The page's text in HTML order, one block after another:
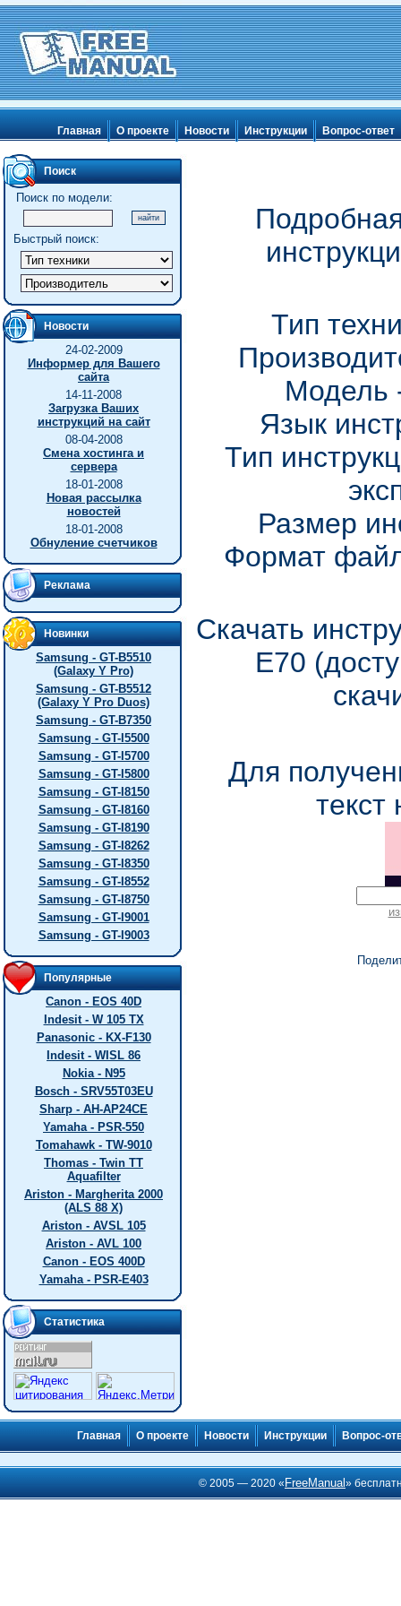
Главная О проекте Новости Инструкции Вопрос-ответ
Поиск
Поиск по модели:
Быстрый поиск:
Новости
24-02-2009
Информер для Вашего
сайта
14-11-2008
Загрузка Ваших
инструкций на сайт
08-04-2008
Смена хостинга и
сервера
18-01-2008
Новая рассылка
новостей
18-01-2008
Обнуление счетчиков
Реклама
Новинки
Samsung - GT-B5510
(Galaxy Y Pro)
Samsung - GT-B5512
(Galaxy Y Pro Duos)
Samsung - GT-B7350
Samsung - GT-I5500
Samsung - GT-I5700
Samsung - GT-I5800
Samsung - GT-I8150
Samsung - GT-I8160
Samsung - GT-I8190
Samsung - GT-I8262
Samsung - GT-I8350
Samsung - GT-I8552
Samsung - GT-I8750
Samsung - GT-I9001
Samsung - GT-I9003
Популярные
Canon - EOS 40D
Indesit - W 105 TX
Panasonic - KX-F130
Indesit - WISL 86
Nokia - N95
Bosch - SRV55T03EU
Sharp - AH-AP24CE
Yamaha - PSR-550
Tomahawk - TW-9010
Thomas - Twin TT
Aquafilter
Ariston - Margherita 2000
(ALS 88 X)
Ariston - AVSL 105
Ariston - AVL 100
Canon - EOS 400D
Yamaha - PSR-E403
Статистика
Тип
Модель
Язык
Тип
Размер
Формат
Скачать
E70
Для
текст
Главная О проекте Новости Инструкции Вопрос-
© 2005 — 2020 « FreeManual»